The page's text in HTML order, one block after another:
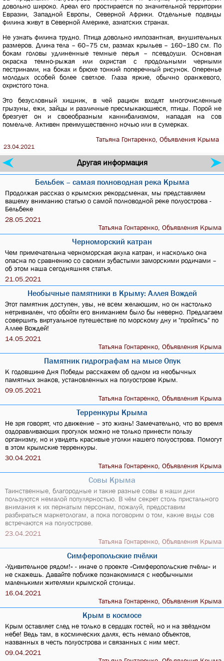
довольно широко. Ареал его простирается по значительной территории
Евразии, Западной Европы, Северной Африки. Отдельные подвиды
филина живут в Северной Америке, азиатских странах.
Не узнать филина трудно. Птица довольно импозантная, внушительных
размеров. Длина тела – 60–75 см, размах крыльев – 160–180 см. По
бокам головы удлиненные темные перья – псевдоуши. Основная
окраска темно-рыжая или охристая с продольными черными
пестринами, на боках и брюхе тонкий поперечный рисунок. Оперенье
молодых особей более светлое. Глаза яркие, обычно оранжевого,
охристого тона.
Это безусловный хищник, в чей рацион входят многочисленные
грызуны, ежи, зайцы и различные пресмыкающиеся, птицы. Порой не
брезгует он и своеобразным каннибализмом, нападая на сов
помельче. Активен преимущественно ночью или в сумерках.
Татьяна Гонтаренко, Объявления Крыма
23.04.2021
Другая информация
Бельбек – самая полноводная река Крыма
Продолжая рассказ о крымских рекордсменах, мы представляем
вашему вниманию статью о самой полноводной реке полуострова -
Бельбеке
28.05.2021
Татьяна Гонтаренко, Объявления Крыма
Черноморский катран
Чем примечательна черноморская акула катран, и насколько она
опасна по сравнению со своими зубастыми заморскими родичами –
об этом наша сегодняшняя статья.
21.05.2021
Необычные памятники в Крыму: Аллея Вождей
Этот памятник доступен, увы, не всем желающим, но он настолько
нетривиален, что обойти его вниманием было бы неверно. Предлагаем
совершить виртуальное путешествие по морскому дну и "пройтись" по
Аллее Вождей!
14.05.2021
Татьяна Гонтаренко, Объявления Крыма
Памятник гидрографам на мысе Опук
К годовщине Дня Победы расскажем об одном из необычных
памятных знаков, установленных на полуострове Крым.
09.05.2021
Татьяна Гонтаренко, Объявления Крыма
Терренкуры Крыма
Не зря говорят, что движение – это жизнь! Замечательно, что во время
оздоравливающих прогулок можно не только принести пользу
организму, но и увидеть красивые уголки нашего полуострова. Помогут
в этом крымские терренкуры.
30.04.2021
Татьяна Гонтаренко, Объявления Крыма
Совы Крыма
Таинственные, благородные и такие разные совы в наши дни
пользуются немалой популярностью. В чём секрет столь пристального
внимания к их пернатым персонам, пожалуй, предоставим
разбираться маркетологам, а пока поговорим о том, какие виды сов
встречаются на полуострове.
23.04.2021
Татьяна Гонтаренко, Объявления Крыма
Симферопольские пчёлки
«Удивительное рядом!» - иначе о проекте «Симферопольские пчёлы» и
не скажешь. Давайте поближе познакомимся с необычными
маленькими жителями крымской столицы.
16.04.2021
Татьяна Гонтаренко, Объявления Крыма
Крым в космосе
Крым оставляет след не только в сердцах гостей, но и на звёздном
небе! Ведь там, в космических далях, есть немало объектов,
названных в честь полуострова и связанных с ним мест.
09.04.2021